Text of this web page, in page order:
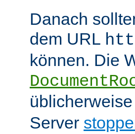
Danach
dem URL
können. Die
üblicherweise
Server